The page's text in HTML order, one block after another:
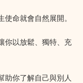
命就會自然展開。
你以放鬆、獨特、充
助你了解自己與別人